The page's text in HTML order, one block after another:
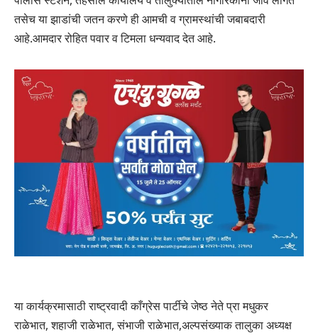
तसेच या झाडांची जतन करणे ही आमची व ग्रामस्थांची जबाबदारी
आहे.आमदार रोहित पवार व टिमला धन्यवाद देत आहे.
या कार्यक्रमासाठी राष्ट्रवादी काँग्रेस पार्टीचे जेष्ठ नेते प्रा मधुकर
राळेभात, शहाजी राळेभात, संभाजी राळेभात,अल्पसंख्याक तालुका अध्यक्ष